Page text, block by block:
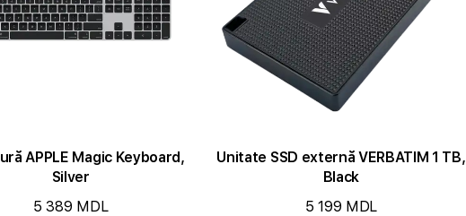
APPLE Magic Keyboard,
Silver
5 389 MDL
Unitate SSD externă VERBATIM 1 TB,
Black
5 199 MDL